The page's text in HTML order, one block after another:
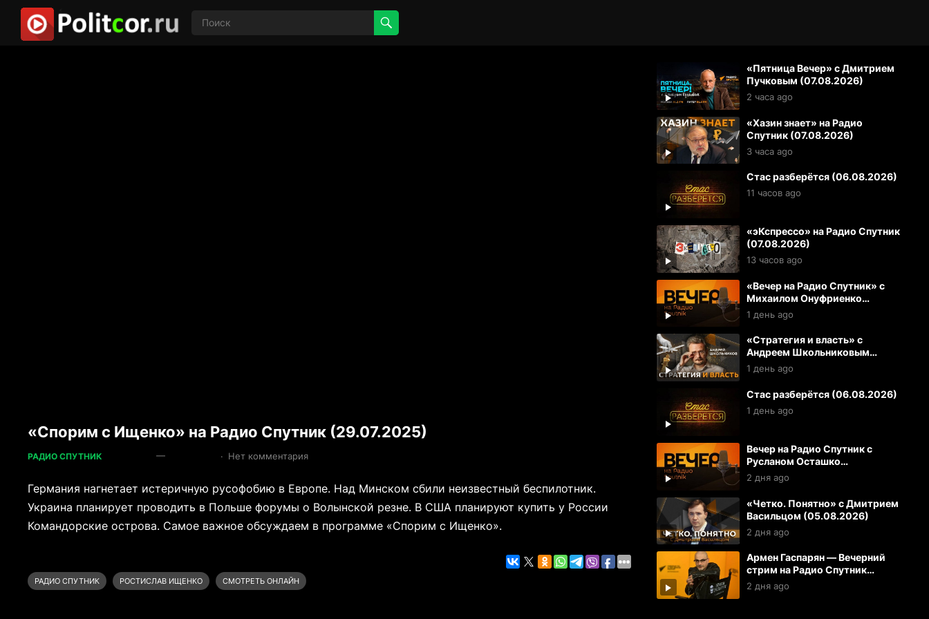
«Спорим с Ищенко» на Радио Спутник (29.07.2025)
РАДИО СПУТНИК — · Нет комментария
Германия нагнетает истеричную русофобию в Европе. Над Минском сбили неизвестный беспилотник.
Украина планирует проводить в Польше форумы о Волынской резне. В США планируют купить у России
Командорские острова. Самое важное обсуждаем в программе «Спорим с Ищенко».
РАДИО СПУТНИК РОСТИСЛАВ ИЩЕНКО СМОТРЕТЬ ОНЛАЙН
«Пятница Вечер» с Дмитрием
Пучковым (07.08.2026)
2 часа ago
«Хазин знает» на Радио
Спутник (07.08.2026)
3 часа ago
Стас разберётся (06.08.2026)
11 часов ago
«эКспрессо» на Радио Спутник
(07.08.2026)
13 часов ago
«Вечер на Радио Спутник» с
Михаилом Онуфриенко
(06.08.2026)
1 день ago
«Стратегия и власть» с
Андреем Школьниковым
(06.08.2026)
1 день ago
Стас разберётся (06.08.2026)
1 день ago
Вечер на Радио Спутник с
Русланом Осташко
(05.08.2026)
2 дня ago
«Четко. Понятно» с Дмитрием
Васильцом (05.08.2026)
2 дня ago
Армен Гаспарян — Вечерний
стрим на Радио Спутник
(05.08.2026)
2 дня ago